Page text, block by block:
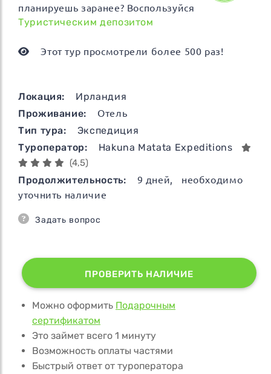
планируешь заранее? Воспользуйся
Туристическим депозитом
Этот тур просмотрели более 500 раз!
Локация:
Ирландия
Проживание:
Отель
Тип тура:
Экспедиция
Туроператор:
Hakuna Matata Expeditions
(4,5)
Продолжительность: 9 дней, необходимо
уточнить наличие
Задать вопрос
ПРОВЕРИТЬ НАЛИЧИЕ
Можно оформить Подарочным
сертификатом
Это займет всего 1 минуту
Возможность оплаты частями
Быстрый ответ от туроператора